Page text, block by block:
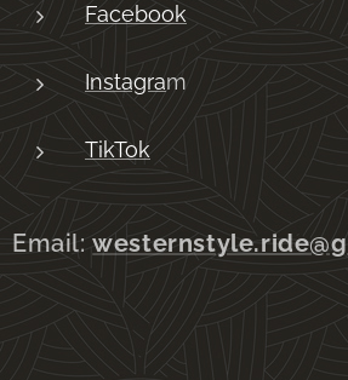
Facebook
Instagram
TikTok
Email: